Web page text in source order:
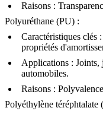
Raisons :
Polyuréthane (PU) :
Caractéristiques clés
propriétés
Applications : Joints,
automobiles.
Raisons :
Polyéthylène téréphtalate